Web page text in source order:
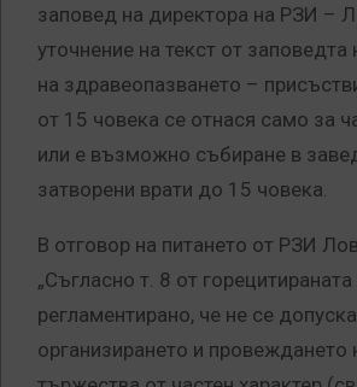
заповед на директора на РЗИ –
уточнение на текст от
на здравеопазването –
от 15 човека се отнася само за
или е възможно събиране в
затворени врати до 15 човека.
В отговор на питането от РЗИ
„Съгласно т. 8 от
регламентирано, че не се допуска
организирането и провеждането